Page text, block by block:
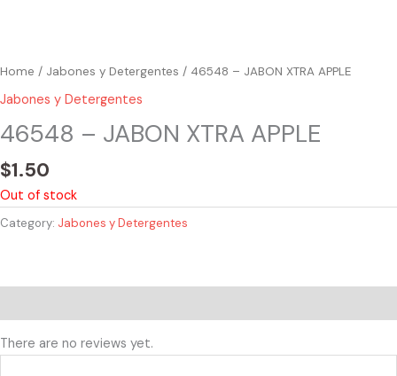
Home / Jabones y Detergentes / 46548 – JABON XTRA APPLE
Jabones y Detergentes
46548 – JABON XTRA APPLE
$1.50
Out of stock
Category: Jabones y Detergentes
There are no reviews yet.